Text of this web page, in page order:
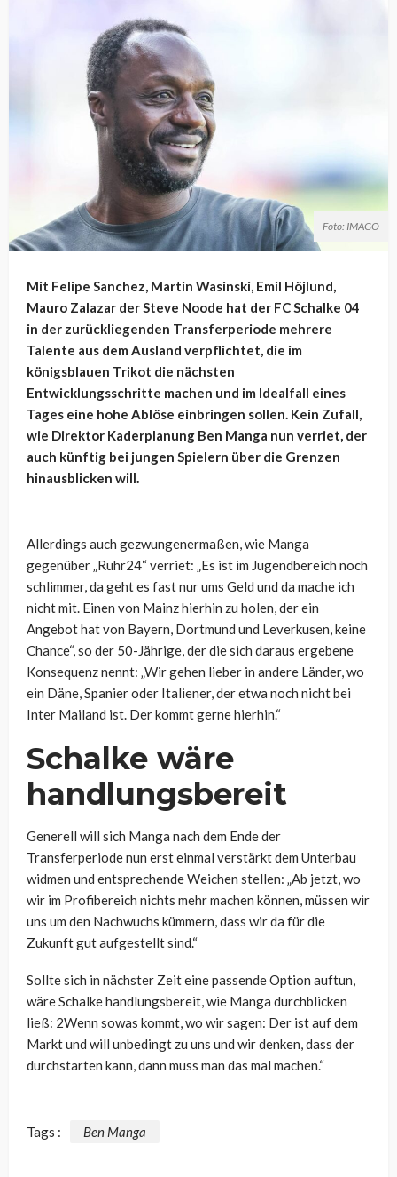
Foto: IMAGO
Mit Felipe Sanchez, Martin Wasinski, Emil Höjlund,
Mauro Zalazar der Steve Noode hat der FC Schalke 04
in der zurückliegenden Transferperiode mehrere
Talente aus dem Ausland verpflichtet, die im
königsblauen Trikot die nächsten
Entwicklungsschritte machen und im Idealfall eines
Tages eine hohe Ablöse einbringen sollen. Kein Zufall,
wie Direktor Kaderplanung Ben Manga nun verriet, der
auch künftig bei jungen Spielern über die Grenzen
hinausblicken will.
Allerdings auch gezwungenermaßen, wie Manga
gegenüber „Ruhr24“ verriet: „Es ist im Jugendbereich noch
schlimmer, da geht es fast nur ums Geld und da mache ich
nicht mit. Einen von Mainz hierhin zu holen, der ein
Angebot hat von Bayern, Dortmund und Leverkusen, keine
Chance“, so der 50-Jährige, der die sich daraus ergebene
Konsequenz nennt: „Wir gehen lieber in andere Länder, wo
ein Däne, Spanier oder Italiener, der etwa noch nicht bei
Inter Mailand ist. Der kommt gerne hierhin.“
Schalke wäre
handlungsbereit
Generell will sich Manga nach dem Ende der
Transferperiode nun erst einmal verstärkt dem Unterbau
widmen und entsprechende Weichen stellen: „Ab jetzt, wo
wir im Profibereich nichts mehr machen können, müssen wir
uns um den Nachwuchs kümmern, dass wir da für die
Zukunft gut aufgestellt sind.“
Sollte sich in nächster Zeit eine passende Option auftun,
wäre Schalke handlungsbereit, wie Manga durchblicken
ließ: 2Wenn sowas kommt, wo wir sagen: Der ist auf dem
Markt und will unbedingt zu uns und wir denken, dass der
durchstarten kann, dann muss man das mal machen.“
Tags : Ben Manga